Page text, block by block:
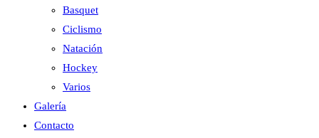
Basquet
Ciclismo
Natación
Hockey
Varios
Galería
Contacto